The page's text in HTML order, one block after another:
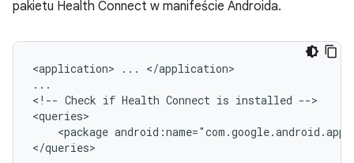
pakietu Health Connect w manifeście Androida.
<application> ...
</application>
...
<!-- Check if Health Connect is installed -->
<package